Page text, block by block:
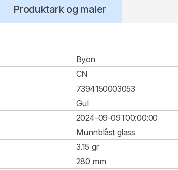
Produktark og maler
Byon
CN
7394150003053
Gul
2024-09-09T00:00:00
Munnblåst glass
3.15 gr
280 mm